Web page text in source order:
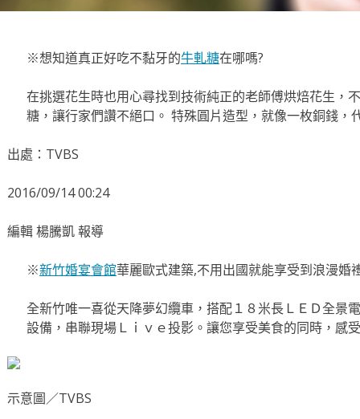
※想知道真正好吃不黏牙的牛軋糖在哪嗎?
在挑選花生時也用心尋找到技術純正的老師傅烘焙花生，
糖，讓行家們讚不絕口。 特殊圓片造型，就像一枚銅錢，
出處：TVBS
2016/09/14 00:24
編輯 楊騰凱 報導
※新竹婚宴會館華麗歐式建築,不用出國就能享受到浪漫婚
全新竹唯一喜從天降夢幻纜車，搭配１８米長ＬＥＤ全景
設備，串聯現場Ｌｉｖｅ投影。讓您享受美食的同時，感
示意圖／TVBS